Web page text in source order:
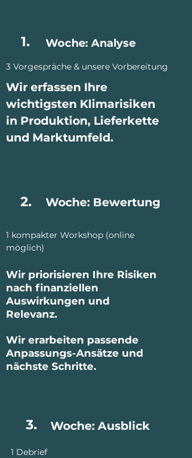
1. Woche: Analyse
3 Vorgespräche & unsere Vorbereitung
Wir erfassen Ihre
wichtigsten Klimarisiken
in Produktion, Lieferkette
und Marktumfeld.
2. Woche: Bewertung
1 kompakter Workshop (online
möglich)
Wir priorisieren Ihre Risiken
nach finanziellen
Auswirkungen und
Relevanz.
Wir erarbeiten passende
Anpassungs-Ansätze und
nächste Schritte.
3. Woche: Ausblick
1 Debrief